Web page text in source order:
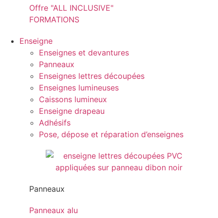
Offre "ALL INCLUSIVE"
FORMATIONS
Enseigne
Enseignes et devantures
Panneaux
Enseignes lettres découpées
Enseignes lumineuses
Caissons lumineux
Enseigne drapeau
Adhésifs
Pose, dépose et réparation d’enseignes
Panneaux
Panneaux alu